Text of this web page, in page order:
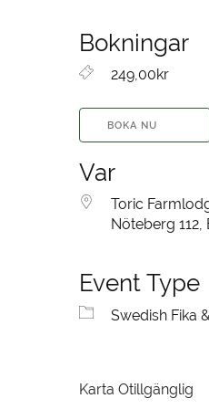
Bokningar
249,00kr
BOKA NU
Var
Toric
Nöteberg 112,
Event Type
Swedish Fika
Karta Otillgänglig